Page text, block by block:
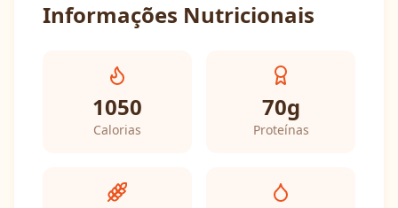
Informações Nutricionais
1050
Calorias
70g
Proteínas